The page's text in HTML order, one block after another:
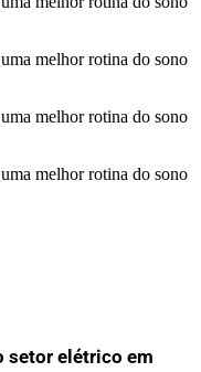
setor elétrico em